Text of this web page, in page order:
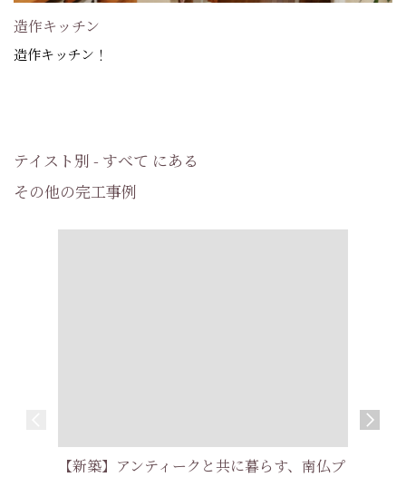
造作キッチン
造作キッチン！
テイスト別 - すべて にある
その他の完工事例
【新築】アンティークと共に暮らす、南仏プ